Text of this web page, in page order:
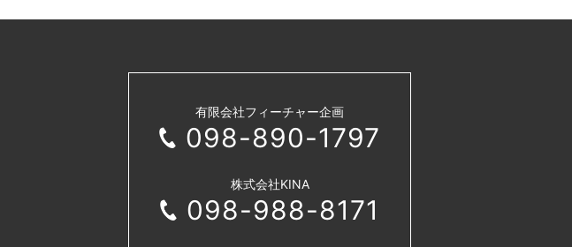
有限会社フィーチャー企画
098-890-1797
株式会社KINA
098-988-8171